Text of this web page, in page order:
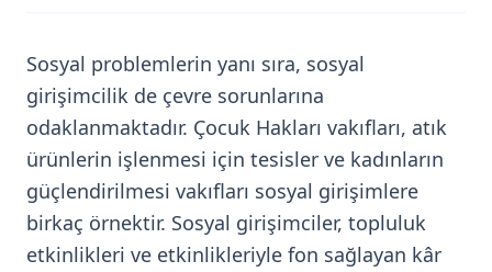
Sosyal problemlerin yanı sıra, sosyal
girişimcilik de çevre sorunlarına
odaklanmaktadır. Çocuk Hakları vakıfları, atık
ürünlerin işlenmesi için tesisler ve kadınların
güçlendirilmesi vakıfları sosyal girişimlere
birkaç örnektir. Sosyal girişimciler, topluluk
etkinlikleri ve etkinlikleriyle fon sağlayan kâr